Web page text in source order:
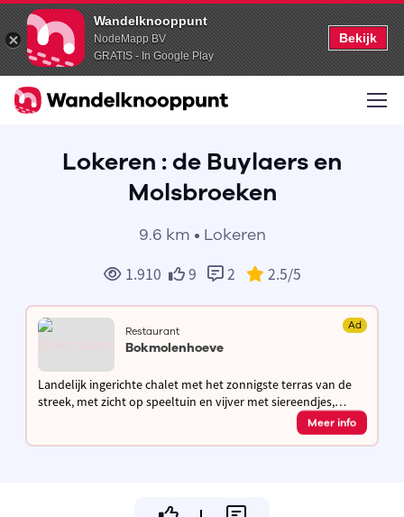
Wandelknooppunt
NodeMapp BV
GRATIS - In Google Play
Bekijk
Lokeren : de Buylaers en
Molsbroeken
9.6 km • Lokeren
1.910 9 2 2.5/5
Restaurant Ad
Bokmolenhoeve
Landelijk ingerichte chalet met het zonnigste terras van de
streek, met zicht op speeltuin en vijver met siereendjes,
hoeve met kippen, waar je kan genieten van de geneugten
Meer info